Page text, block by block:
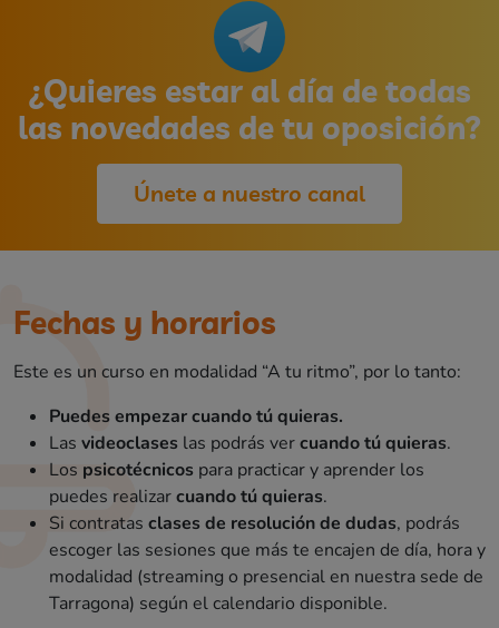
¿Quieres estar al día de todas
las novedades de tu oposición?
Únete a nuestro canal
Fechas y horarios
Este es un curso en modalidad “A tu ritmo”, por lo tanto:
Puedes empezar cuando tú quieras.
Las videoclases las podrás vercuando tú quieras.
Los psicotécnicos para practicar y aprender los
puedes realizarcuando tú quieras.
Si contratas clases de resolución de dudas, podrás
escoger las sesiones que más te encajen de día, hora y
modalidad (streaming o presencial en nuestra sede de
Tarragona) según el calendario disponible.